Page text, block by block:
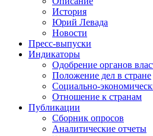
История
Юрий Левада
Новости
Пресс-выпуски
Индикаторы
Одобрение органов
Положение дел в стране
Социально-
Отношение к странам
Публикации
Сборник опросов
Аналитические отчеты